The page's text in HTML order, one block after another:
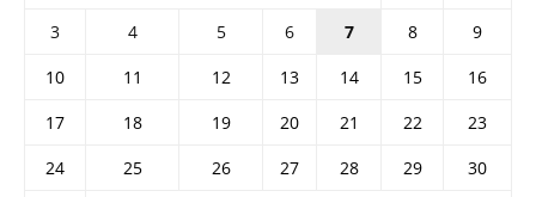
3
4 5 6 7 8
9
10
11 12 13 14 15
16
17
18 19 20 21 22
23
24
25 26 27 28 29
30